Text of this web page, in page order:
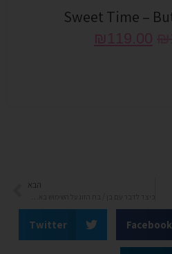
₪ 119.00
הבא
Facebook
Twitter